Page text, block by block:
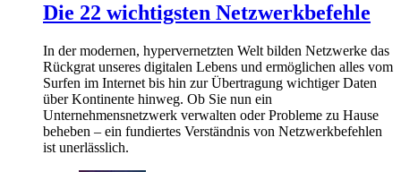
Die 22 wichtigsten Netzwerkbefehle
In der modernen, hypervernetzten Welt bilden Netzwerke das
Rückgrat unseres digitalen Lebens und ermöglichen alles vom
Surfen im Internet bis hin zur Übertragung wichtiger Daten
über Kontinente hinweg. Ob Sie nun ein
Unternehmensnetzwerk verwalten oder Probleme zu Hause
beheben – ein fundiertes Verständnis von Netzwerkbefehlen
ist unerlässlich.